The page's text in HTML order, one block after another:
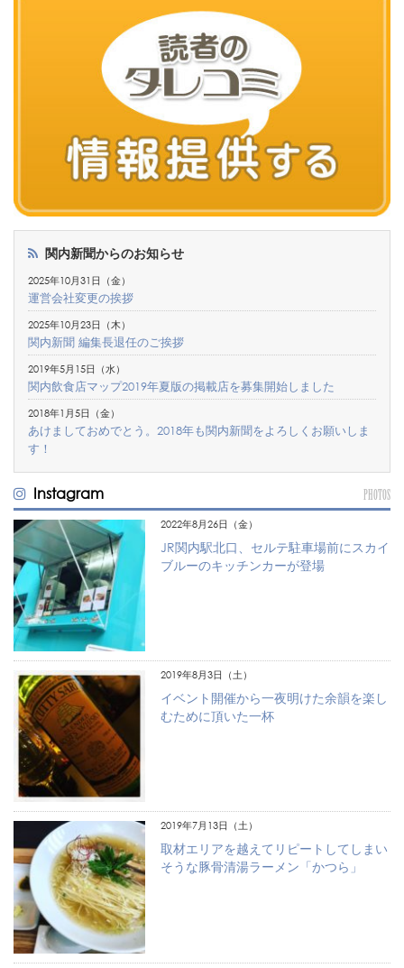
関内新聞からのお知らせ
2025年10月31日（金）
運営会社変更の挨拶
2025年10月23日（木）
関内新聞 編集長退任のご挨拶
2019年5月15日（水）
関内飲食店マップ2019年夏版の掲載店を募集開始しました
2018年1月5日（金）
あけましておめでとう。2018年も関内新聞をよろしくお願いしま
す！
Instagram PHOTOS
2022年8月26日（金）
JR関内駅北口、セルテ駐車場前にスカイ
ブルーのキッチンカーが登場
2019年8月3日（土）
イベント開催から一夜明けた余韻を楽し
むために頂いた一杯
2019年7月13日（土）
取材エリアを越えてリピートしてしまい
そうな豚骨清湯ラーメン「かつら」